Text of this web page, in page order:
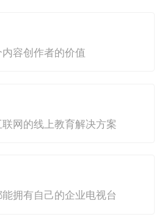
容创作者的价值
网的线上教育解决方案
拥有自己的企业电视台